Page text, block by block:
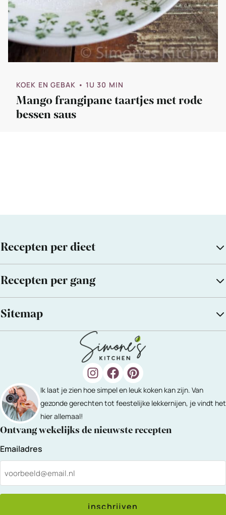
KOEK EN GEBAK • 1U 30 MIN
Mango frangipane taartjes met rode
bessen saus
Recepten per dieet
Recepten per gang
Sitemap
Ik laat je zien hoe simpel en leuk koken kan zijn. Van
gezonde gerechten tot feestelijke lekkernijen, je vindt het
hier allemaal!
Ontvang wekelijks de nieuwste recepten
Emailadres
inschrijven